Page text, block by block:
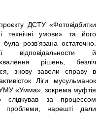
ДСТУ «Фотовідбитки
технічні умови» та його
розв’язана остаточно.
відповідальности й
рішень, безліч
знову завели справу в
Ліги мусульманок
«Умма», зокрема муфтія
слідкував за процессом
проблеми, нарешті дали